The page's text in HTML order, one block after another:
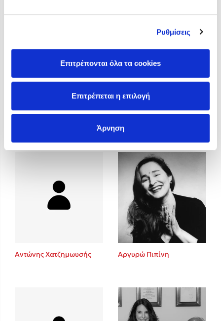
Ρυθμίσεις
Επιτρέπονται όλα τα cookies
Επιτρέπεται η επιλογή
Άρνηση
Ο Κώστας Κρομμύδας στο Παλαιοχώρι Καλαμπάκας
Ο Κώστας Κρομμύδας και η Μαρίνα Γιώτη στη Νικήτη
Ο Στέφανος Ξενάκης στη Χίο
Βιβλίου στο Πεδίον του Άρεως
Αντώνης Χατζημωυσής Αργυρώ Πιπίνη